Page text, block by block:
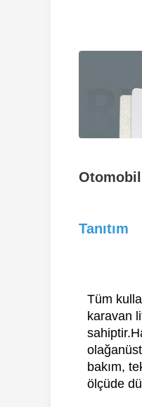
Tanıtım
Tüm
karavan
bakım,
ölçüde